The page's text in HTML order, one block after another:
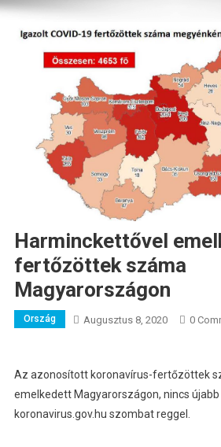
Harminckettővel
fertőzöttek száma
Magyarországon
Ország Augusztus 8, 2020 0
Az azonosított koronavírus-fertőzöttek
emelkedett Magyarországon, nincs
koronavirus.gov.hu szombat reggel.